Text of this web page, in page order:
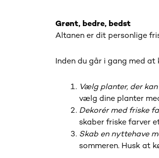
Grønt, bedre, bedst
Altanen er dit personlige
Inden du går i gang med
Vælg planter, der
vælg dine planter
Dekorér med friske
skaber friske farver
Skab en nyttehave
sommeren. Husk at